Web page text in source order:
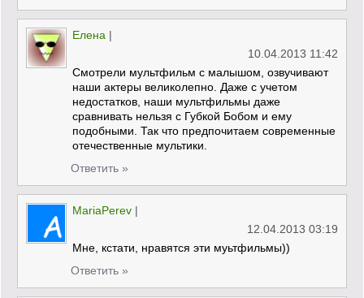
Елена |
10.04.2013 11:42
Смотрели мультфильм с малышом, озвучивают
наши актеры великолепно. Даже с учетом
недостатков, наши мультфильмы даже
сравнивать нельзя с Губкой Бобом и ему
подобными. Так что предпочитаем современные
отечественные мультики.
Ответить »
MariaPerev |
12.04.2013 03:19
Мне, кстати, нравятся эти муьтфильмы))
Ответить »